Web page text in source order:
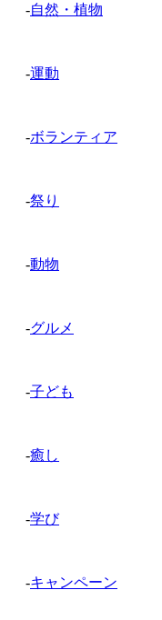
-自然・植物
-運動
-ボランティア
-祭り
-動物
-グルメ
-子ども
-癒し
-学び
-キャンペーン